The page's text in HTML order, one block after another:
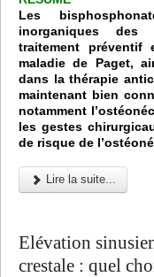
Les
inorganiques des
traitement préventif
maladie de Paget,
dans la thérapie
maintenant bien
notamment
les gestes
de risque de
Lire la suite...
Elévation
crestale : quel